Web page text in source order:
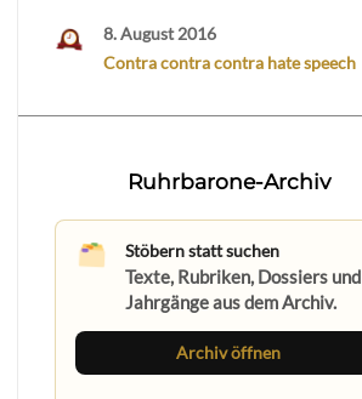
8. August 2016
Contra contra contra hate speech
Ruhrbarone-Archiv
Stöbern statt suchen
Texte, Rubriken, Dossiers und
Jahrgänge aus dem Archiv.
Archiv öffnen